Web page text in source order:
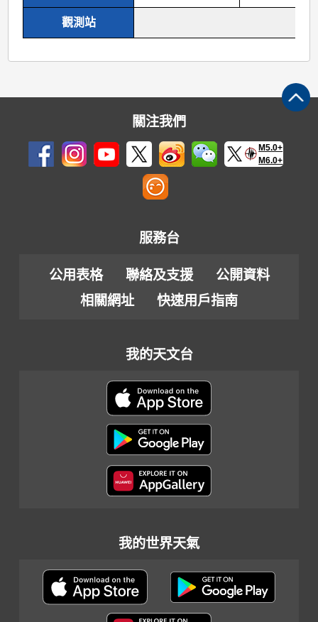
觀測站
關注我們
M5.0+
M6.0+
服務台
公用表格 聯絡及支援
公開資料
相關網址
快速用戶指南
我的天文台
我的世界天氣